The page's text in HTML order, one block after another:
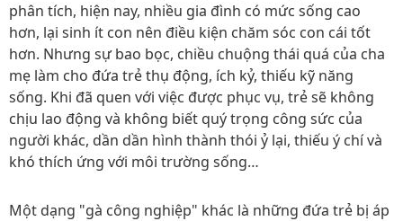
phân tích, hiện nay, nhiều gia đình có mức sống cao
hơn, lại sinh ít con nên điều kiện chăm sóc con cái tốt
hơn. Nhưng sự bao bọc, chiều chuộng thái quá của cha
mẹ làm cho đứa trẻ thụ động, ích kỷ, thiếu kỹ năng
sống. Khi đã quen với việc được phục vụ, trẻ sẽ không
chịu lao động và không biết quý trọng công sức của
người khác, dần dần hình thành thói ỷ lại, thiếu ý chí và
khó thích ứng với môi trường sống…
Một dạng "gà công nghiệp" khác là những đứa trẻ bị áp